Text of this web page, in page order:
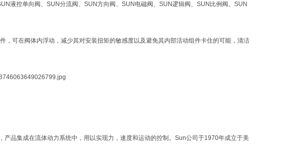
液控单向阀、SUN分流阀、SUN方向阀、SUN电磁阀、SUN逻辑阀、SUN比例阀。SUN
可在阀体内浮动，减少其对安装扭矩的敏感度以及避免其内部活动组件卡住的可能，清洁
品集成在流体动力系统中，用以实现力，速度和运动的控制。Sun公司于1970年成立于美